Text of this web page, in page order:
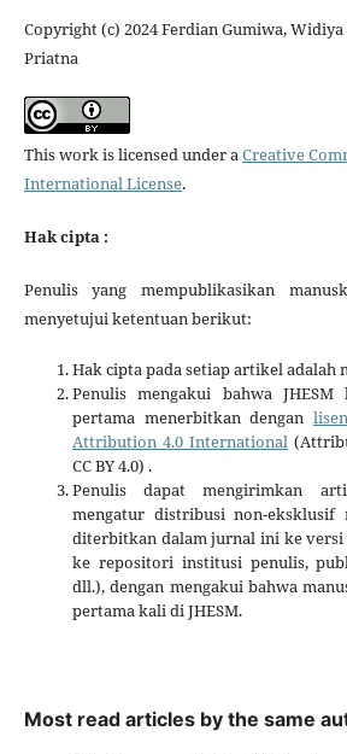
Copyright (c) 2024 Ferdian Gumiwa,
Priatna
This work is licensed under aCreative
International License.
Hak cipta :
Penulis yang mempublikasikan
menyetujui ketentuan berikut:
Hak cipta pada setiap artikel adalah
Penulis mengakui bahwa
pertama menerbitkan dengan
Attribution 4.0 International
CC BY 4.0) .
Penulis dapat mengirimkan
mengatur distribusi non-eksklusif
diterbitkan dalam jurnal ini ke
ke repositori institusi penulis,
dll.), dengan mengakui bahwa
pertama kali di JHESM.
Most read articles by the same